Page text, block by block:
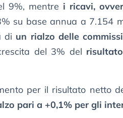
9%, mentre i ricavi,
su base annua a 7.154
di un rialzo delle
del 3% del
per il risultato netto
pari a +0,1% per gli